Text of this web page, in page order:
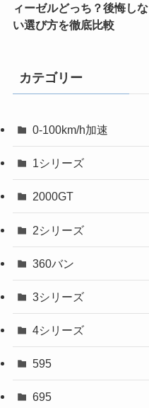
ィーゼルどっち？後悔しな
い選び方を徹底比較
カテゴリー
0-100km/h加速
1シリーズ
2000GT
2シリーズ
360バン
3シリーズ
4シリーズ
595
695